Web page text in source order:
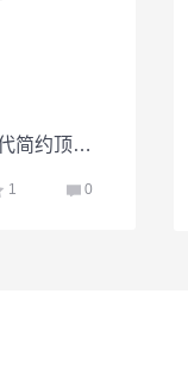
九艺装饰 | 《空间对话》广州280m²现代简约顶层复式楼，从传统户型到“度假式生活”的解构
1 0